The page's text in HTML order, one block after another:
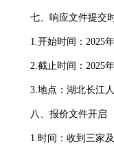
七、响应文件提交
1.开始时间：2025
2.截止时间：2025
3.地点：湖北长江
八、报价文件开启
1.时间：收到三家